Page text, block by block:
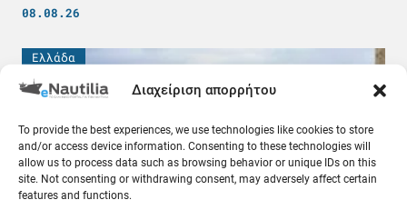
Διαχείριση απορρήτου
To provide the best experiences, we use technologies like cookies to store
and/or access device information. Consenting to these technologies will
allow us to process data such as browsing behavior or unique IDs on this
site. Not consenting or withdrawing consent, may adversely affect certain
features and functions.
08.08.26
Ελλάδα